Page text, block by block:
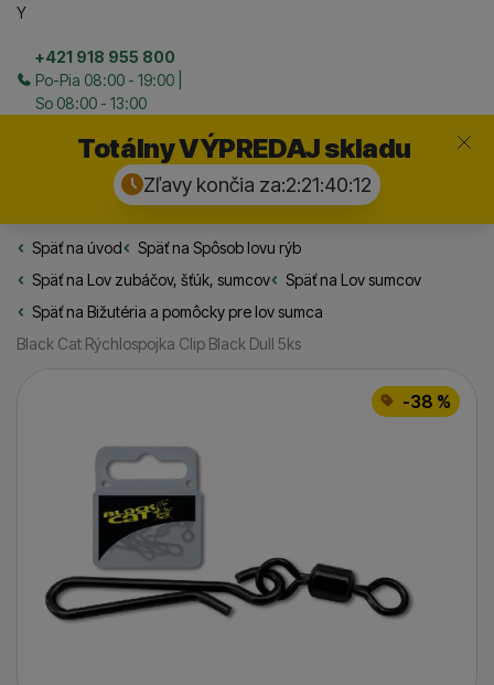
Y
+421 918 955 800
Po-Pia 08:00 - 19:00 |
So 08:00 - 13:00
Totálny VÝPREDAJ skladu
Zľavy končia za:2:21:40:11
Zavrieť
Späť na úvodRybarske.sk
Späť na Spôsob lovu rýb
Späť na Lov zubáčov, šťúk, sumcov Späť na Lov sumcov
Späť na Bižutéria a pomôcky pre lov sumca
Black Cat Rýchlospojka Clip Black Dull 5ks
-38 %